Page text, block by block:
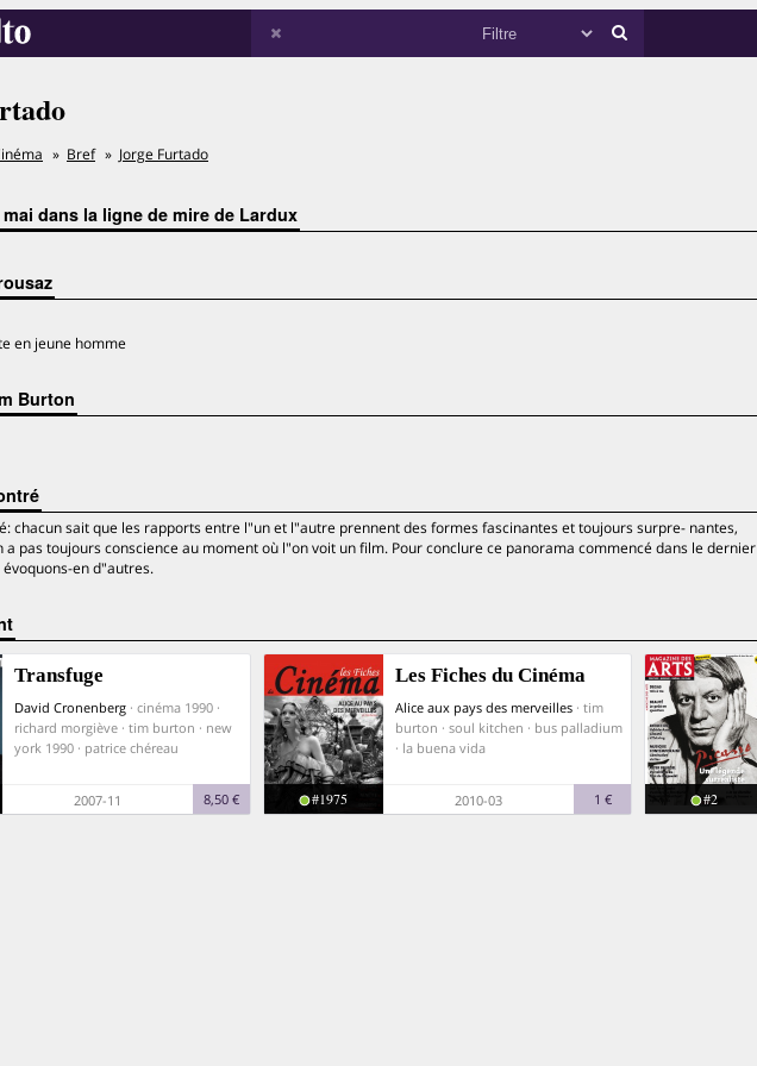
Bref Jorge Furtado
mai dans la ligne de mire de Lardux
en jeune homme
Burton
chacun sait que les rapports entre l"un et l"autre prennent des formes fascinantes et toujours surpre- nantes,
a pas toujours conscience au moment où l"on voit un film. Pour conclure ce panorama commencé dans le dernier
évoquons-en d"autres.
Transfuge
David Cronenberg · cinéma 1990 ·
richard morgiève · tim burton · new
york 1990 · patrice chéreau
2007-11 8,50 €
Les Fiches du Cinéma
Alice aux pays des merveilles · tim
burton · soul kitchen · bus palladium
· la buena vida
#1975 2010-03 1 € #2